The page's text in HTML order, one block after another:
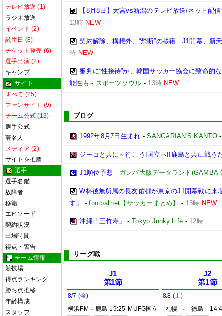
テレビ放送 (1)
ラジオ放送
イベント (2)
誕生日 (8)
チケット発売 (6)
選手出演 (2)
キャンプ
サイト
すべて (25)
ファンサイト (9)
チーム公式 (13)
選手公式
著名人
メディア (2)
サイトを推薦
選手
選手名鑑
故障者
移籍
エピソード
契約状況
出場時間
得点・警告
チーム情報
競技場
得点ランキング
勝ち点推移
年齢構成
スタッフ
【8月8日】大宮vs新潟のテレビ放送/ネット配
13時 NEW
契約解除、構想外、“禁断”の移籍…J1開幕、新
時 NEW
審判に“性接待”か、韓国サッカー協会に致命
能性も - スポーツソウル - 13時 NEW
ブログ
1992年8月7日生まれ -SANGARIAN'S KANTO
ジーコと共に～行こう!国立へ!!鹿島と共に戦う
J1順位予想 - ガンバ大阪データランド(GAMBA
W杯後無所属の長友佑都が東京のJ1開幕戦に来
す」
-footballnet【サッカーまとめ】 - 13時 NEW
沖縄「三竹寿」 - Tokyo Junky Life - 12時
リーグ戦
J1
第1節
8/7 (金)
横浜FM - 鹿島 19:25 MUFG国立
J2
第1節
8/8 (土)
札幌
- 徳島